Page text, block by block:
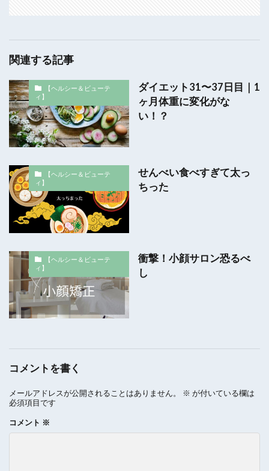
関連する記事
【ヘルシー＆ビューテ
ィ】
ダイエット31〜37日目｜1
ヶ月体重に変化がな
い！？
【ヘルシー＆ビューテ
ィ】
せんべい食べすぎて太っ
ちった
【ヘルシー＆ビューテ
ィ】
衝撃！小顔サロン恐るべ
し
コメントを書く
メールアドレスが公開されることはありません。 ※ が付いている欄は
必須項目です
コメント ※